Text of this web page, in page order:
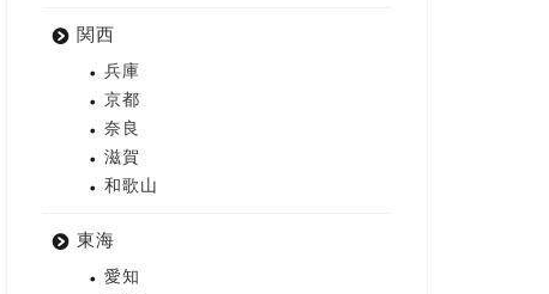
関西
兵庫
京都
奈良
滋賀
和歌山
東海
愛知